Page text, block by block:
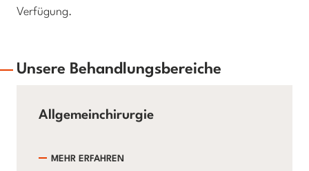
Verfügung.
Unsere Behandlungsbereiche
Allgemeinchirurgie
MEHR ERFAHREN